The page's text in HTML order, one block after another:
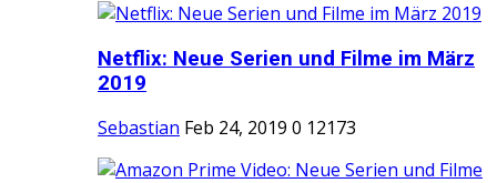
Netflix: Neue Serien und Filme im März
2019
Sebastian Feb 24, 2019 0 12173